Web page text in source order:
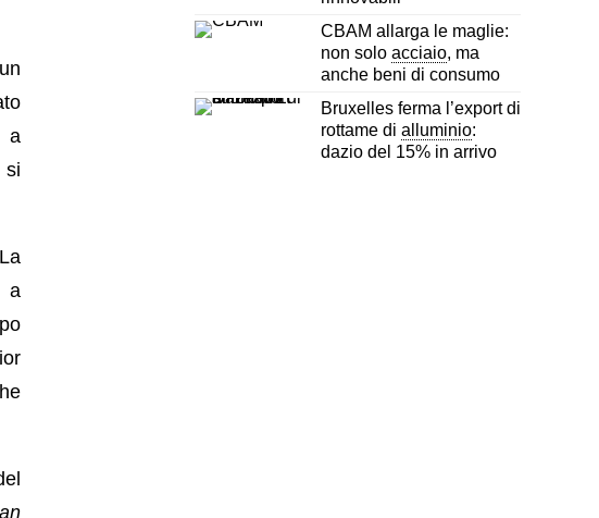
a
si
a
CBAM allarga le maglie:
non solo acciaio, ma
anche beni di consumo
Bruxelles ferma l’export di
rottame di alluminio:
dazio del 15% in arrivo